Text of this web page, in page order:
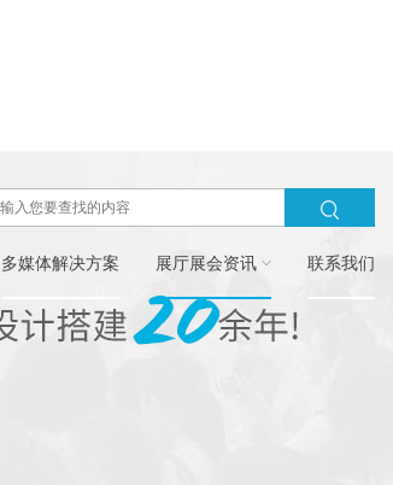
多媒体解决方案 展厅展会资讯 联系我们